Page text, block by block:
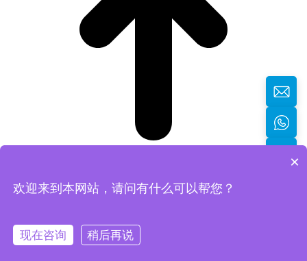
×
欢迎来到本网站，请问有什么可以帮您？
现在咨询 稍后再说